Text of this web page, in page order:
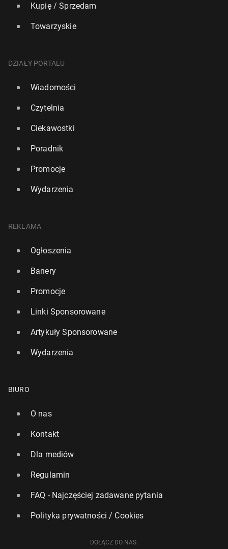
Kupię / Sprzedam
Towarzyskie
DZIAŁY PORTALU
Wiadomości
Czytelnia
Ciekawostki
Poradnik
Promocje
Wydarzenia
REKLAMA
Ogłoszenia
Banery
Promocje
Linki Sponsorowane
Artykuły Sponsorowane
Wydarzenia
BIURO
O nas
Kontakt
Dla mediów
Regulamin
FAQ - Najczęściej zadawane pytania
Polityka prywatności / Cookies
DOŁĄCZ DO NAS: